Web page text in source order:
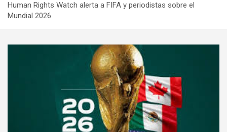
Human Rights Watch alerta a FIFA y periodistas sobre el
Mundial 2026